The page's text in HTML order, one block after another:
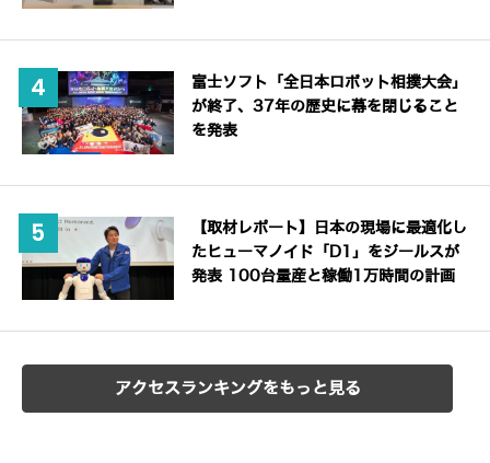
富士ソフト「全日本ロボット相撲大会」
が終了、37年の歴史に幕を閉じること
を発表
【取材レポート】日本の現場に最適化し
たヒューマノイド「D1」をジールスが
発表 100台量産と稼働1万時間の計画
アクセスランキングをもっと見る